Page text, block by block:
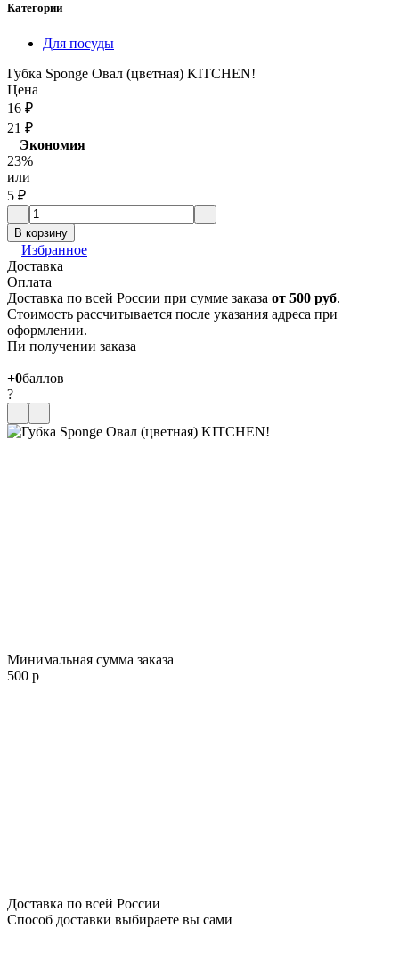
Категории
Для посуды
Губка Sponge Овал (цветная) KITCHEN!
Цена
16 ₽
21 ₽
Экономия
23%
или
5 ₽
В корзину
Избранное
Доставка
Оплата
Доставка по всей России при сумме заказа от 500 руб.
Стоимость рассчитывается после указания адреса при
оформлении.
Пи получении заказа
+0баллов
?
Минимальная сумма заказа
500 р
Доставка по всей России
Способ доставки выбираете вы сами